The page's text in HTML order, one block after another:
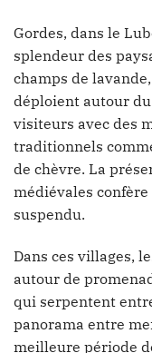
Gordes, dans le
splendeur des
champs de
déploient autour
visiteurs avec des
traditionnels
de chèvre. La
médiévales
suspendu.
Dans ces villages,
autour de
qui serpentent
panorama entre
meilleure période